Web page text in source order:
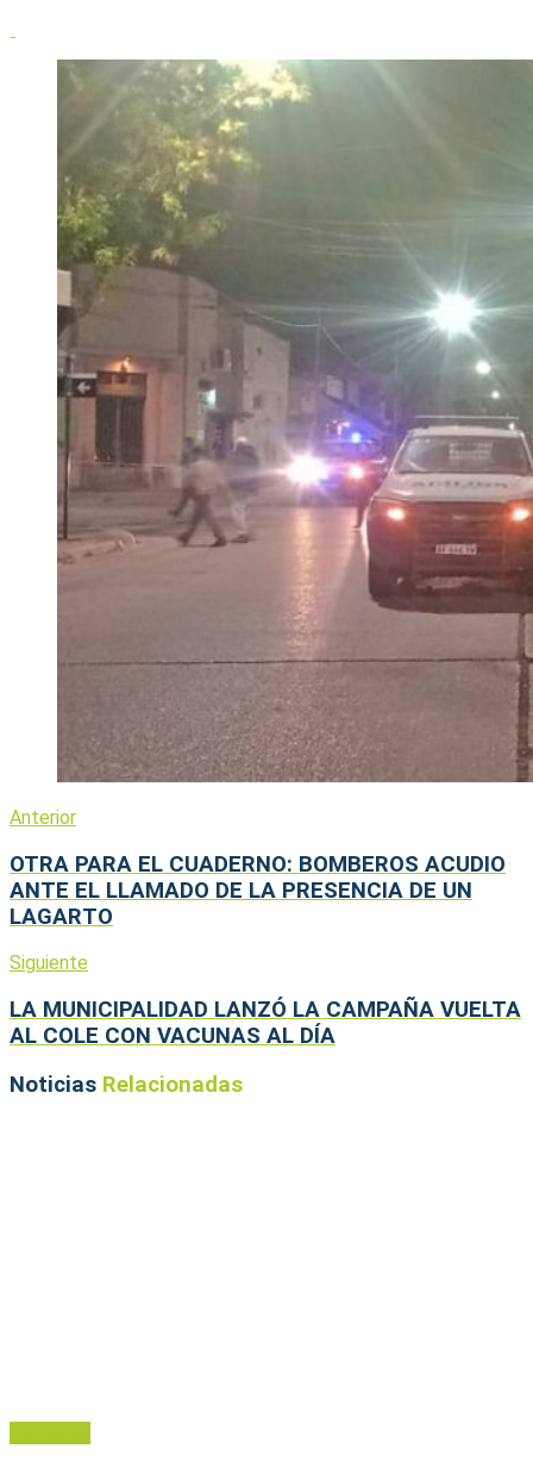
Anterior
OTRA PARA EL CUADERNO: BOMBEROS ACUDIO
ANTE EL LLAMADO DE LA PRESENCIA DE UN
LAGARTO
Siguiente
LA MUNICIPALIDAD LANZÓ LA CAMPAÑA VUELTA
AL COLE CON VACUNAS AL DÍA
Noticias Relacionadas